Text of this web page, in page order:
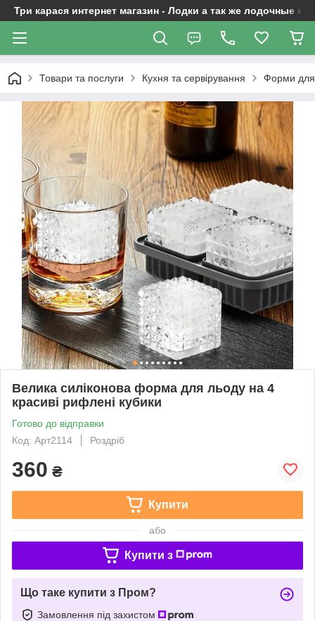
Три карася интернет магазин - Лодки а так же лодочные
Товари та послуги Кухня та сервірування Форми
Велика силіконова форма для льоду на 4
красиві рифлені кубики
Готово до відправки
Код: Арт2114
Роздріб
360 ₴
Купити
або
Купити з
Що таке купити з Пром?
Замовлення під захистом